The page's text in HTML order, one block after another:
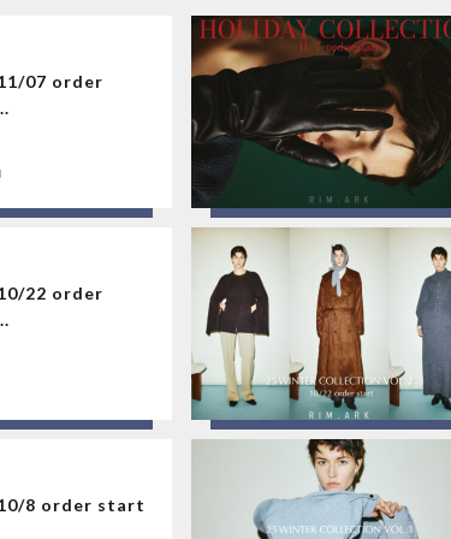
07 order
22 order
10/8 order start